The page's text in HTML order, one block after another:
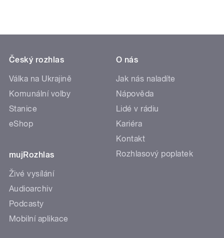
Český rozhlas
Válka na Ukrajině
Komunální volby
Stanice
eShop
mujRozhlas
Živé vysílání
Audioarchiv
Podcasty
Mobilní aplikace
O nás
Jak nás naladíte
Nápověda
Lidé v rádiu
Kariéra
Kontakt
Rozhlasový poplatek